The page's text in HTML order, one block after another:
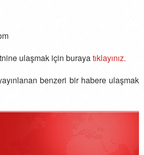
ulaşmak için burayatıklayınız.
benzeri bir habere ulaşmak